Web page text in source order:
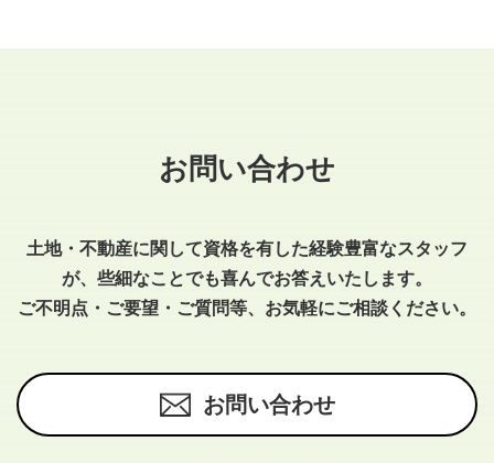
お問い合わせ
土地・不動産に関して資格を有した経験豊富なスタッフ
が、些細なことでも喜んでお答えいたします。
ご不明点・ご要望・ご質問等、お気軽にご相談ください。
お問い合わせ